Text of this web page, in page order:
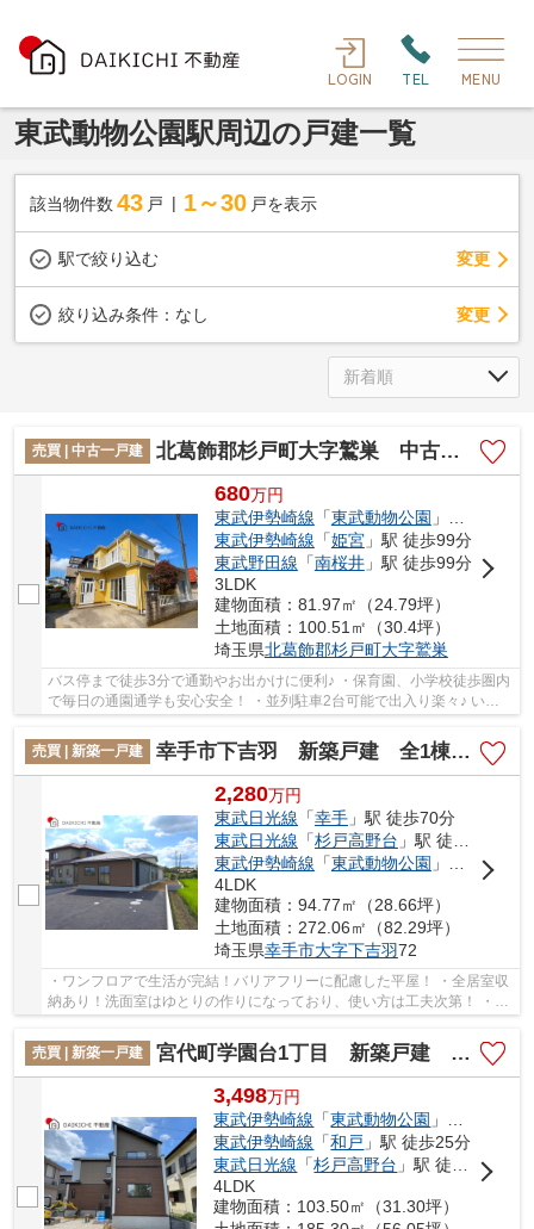
LOGIN TEL MENU
東武動物公園駅周辺の戸建一覧
該当物件数 43 戸 1～30 戸を表示
駅で絞り込む 変更
絞り込み条件： なし 変更
売買 | 中古一戸建 北葛飾郡杉戸町大字鷲巣 中古戸建
680万円
東武伊勢崎線 「東武動物公園 」駅 徒歩97分
東武伊勢崎線 「姫宮」駅 徒歩99分
東武野田線 「南桜井」駅 徒歩99分
3LDK
建物面積：81.97㎡（24.79坪）
土地面積：100.51㎡（30.4坪）
埼玉県北葛飾郡杉戸町大字鷲巣
バス停まで徒歩3分で通勤やお出かけに便利♪ ・保育園、小学校徒歩圏内
で毎日の通園通学も安心安全！ ・並列駐車2台可能で出入り楽々♪ いつ
でもお気軽にお声がけください♪ 駅からの送...
売買 | 新築一戸建
幸手市下吉羽 新築戸建 全1棟 1号棟
2,280万円
東武日光線 「幸手」駅 徒歩70分
東武日光線 「杉戸高野台 」駅 徒歩73分
東武伊勢崎線 「東武動物公園 」駅 徒歩78分
4LDK
建物面積：94.77㎡（28.66坪）
土地面積：272.06㎡（82.29坪）
埼玉県幸手市大字下吉羽72
・ワンフロアで生活が完結！バリアフリーに配慮した平屋！ ・全居室収
納あり！洗面室はゆとりの作りになっており、使い方は工夫次第！ ・東
売買 | 新築一戸建
宮代町学園台1丁目 新築戸建 全1棟 1号棟
3,498万円
東武伊勢崎線 「東武動物公園 」駅 徒歩17分
東武伊勢崎線 「和戸 」駅 徒歩25分
東武日光線 「杉戸高野台 」駅 徒歩44分
4LDK
建物面積：103.50㎡（31.30坪）